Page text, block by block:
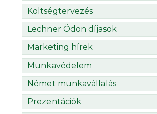
Költségtervezés
Lechner Ödön díjasok
Marketing hírek
Munkavédelem
Német munkavállalás
Prezentációk